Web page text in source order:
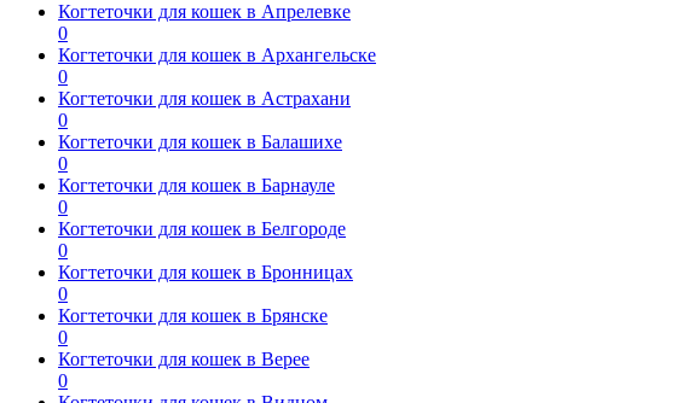
Когтеточки для кошек в Апрелевке
0
Когтеточки для кошек в Архангельске
0
Когтеточки для кошек в Астрахани
0
Когтеточки для кошек в Балашихе
0
Когтеточки для кошек в Барнауле
0
Когтеточки для кошек в Белгороде
0
Когтеточки для кошек в Бронницах
0
Когтеточки для кошек в Брянске
0
Когтеточки для кошек в Верее
0